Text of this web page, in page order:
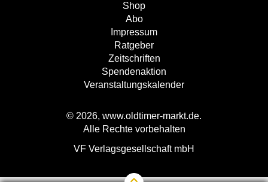
Shop
Abo
Impressum
Ratgeber
Zeitschriften
Spendenaktion
Veranstaltungskalender
© 2026, www.oldtimer-markt.de.
Alle Rechte vorbehalten
VF Verlagsgesellschaft mbH